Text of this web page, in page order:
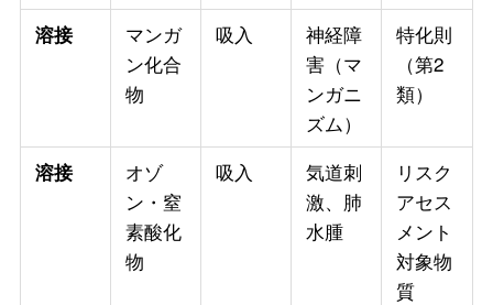
溶接
マンガ
ン化合
物
吸入
神経障
害（マ
ンガニ
ズム）
特化則
（第2
類）
溶接
オゾ
ン・窒
素酸化
物
吸入
気道刺
激、肺
水腫
リスク
アセス
メント
対象物
質